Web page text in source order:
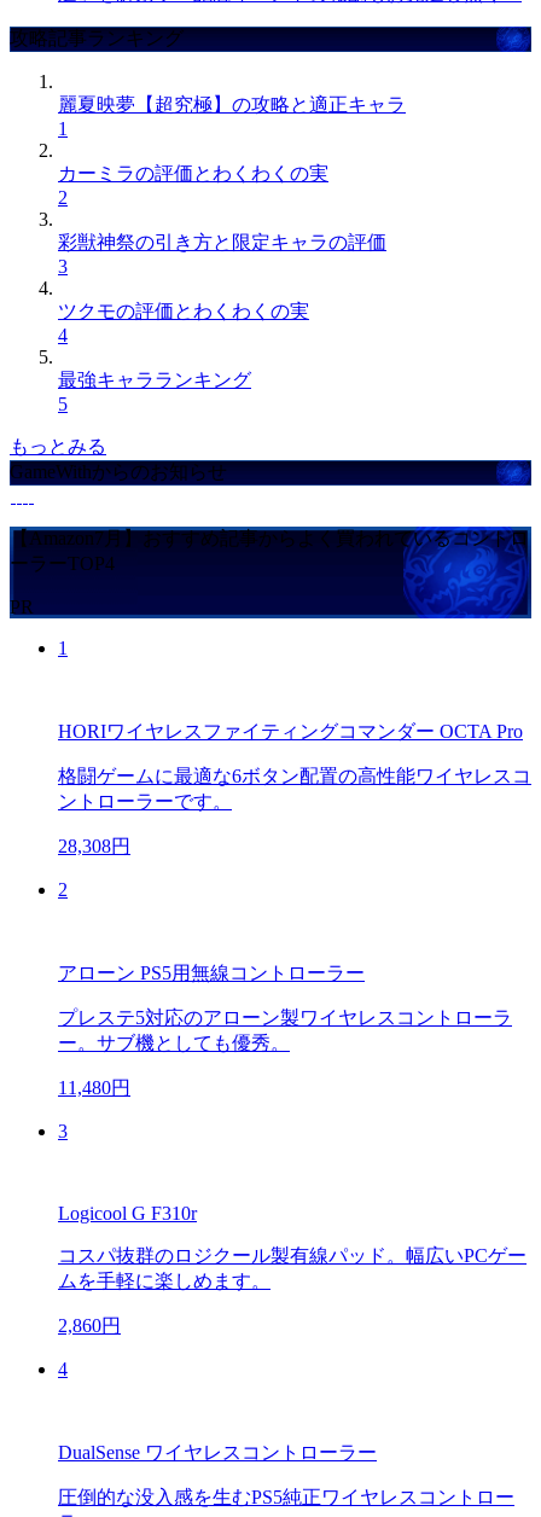
攻略記事ランキング
麗夏映夢【超究極】の攻略と適正キャラ
1
カーミラの評価とわくわくの実
2
彩獣神祭の引き方と限定キャラの評価
3
ツクモの評価とわくわくの実
4
最強キャラランキング
5
もっとみる
GameWithからのお知らせ
【Amazon7月】おすすめ記事からよく買われているコントロ
ーラーTOP4
PR
1
HORIワイヤレスファイティングコマンダー OCTA Pro
格闘ゲームに最適な6ボタン配置の高性能ワイヤレスコ
ントローラーです。
28,308円
2
アローン PS5用無線コントローラー
プレステ5対応のアローン製ワイヤレスコントローラ
ー。サブ機としても優秀。
11,480円
3
Logicool G F310r
コスパ抜群のロジクール製有線パッド。幅広いPCゲー
ムを手軽に楽しめます。
2,860円
4
DualSense ワイヤレスコントローラー
圧倒的な没入感を生むPS5純正ワイヤレスコントロー